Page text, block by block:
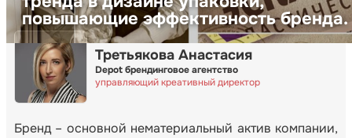
повышающие эффективность бренда.
Третьякова Анастасия
Depot брендинговое агентство
управляющий креативный директор
Бренд – основной нематериальный актив компании,